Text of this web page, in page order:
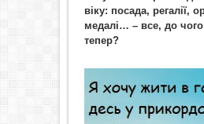
віку: посада, регалії,
медалі… – все, до
тепер?